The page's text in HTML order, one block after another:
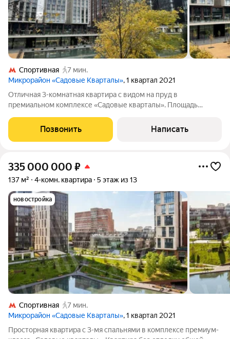
Спортивная
7 мин.
Микрорайон «Садовые Кварталы», 1 квартал 2021
Отличная 3-комнатная квартира с видом на пруд в
премиальном комплексе «Садовые кварталы». Площадь
Планируется как просторная кухня-гостиная в 58 кв.м, мастер-
спальня со своими гардеробной и
Позвонить Написать
335 000 000 ₽
137 м² 4-комн. квартира 5 этаж из 13
новостройка
Спортивная
7 мин.
Микрорайон «Садовые Кварталы», 1 квартал 2021
Просторная квартира с 3-мя спальнями в комплексе премиум-